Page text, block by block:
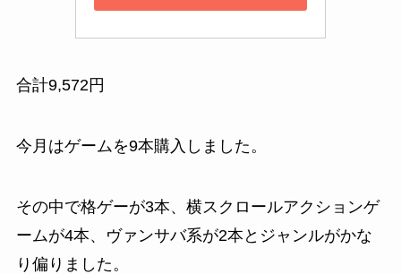
合計9,572円
今月はゲームを9本購入 しました。
その中で格ゲーが3本、横スクロールアクションゲ
ームが4本、ヴァンサバ系が2本とジャンルがかな
り偏りました。